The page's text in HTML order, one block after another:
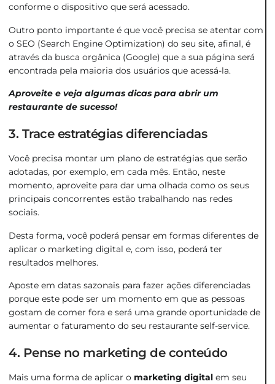
conforme o dispositivo que será acessado.
Outro ponto importante é que você precisa se atentar com
o SEO (Search Engine Optimization) do seu site, afinal, é
através da busca orgânica (Google) que a sua página será
encontrada pela maioria dos usuários que acessá-la.
Aproveite e veja algumas dicas para abrir um
restaurante de sucesso!
3. Trace estratégias diferenciadas
Você precisa montar um plano de estratégias que serão
adotadas, por exemplo, em cada mês. Então, neste
momento, aproveite para dar uma olhada como os seus
principais concorrentes estão trabalhando nas redes
sociais.
Desta forma, você poderá pensar em formas diferentes de
aplicar o marketing digital e, com isso, poderá ter
resultados melhores.
Aposte em datas sazonais para fazer ações diferenciadas
porque este pode ser um momento em que as pessoas
gostam de comer fora e será uma grande oportunidade de
aumentar o faturamento do seu restaurante self-service.
4. Pense no marketing de conteúdo
Mais uma forma de aplicar o marketing digital em seu